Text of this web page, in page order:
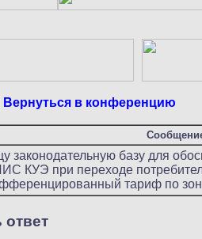
Вернуться в конференцию
законодательную базу для
КУЭ при переходе
тариф по
ответ